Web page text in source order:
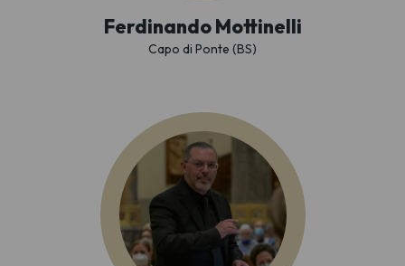
Ferdinando Mottinelli
Capo di Ponte (BS)